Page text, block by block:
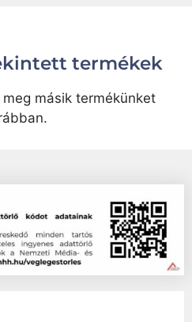
termékek
másik termékünket